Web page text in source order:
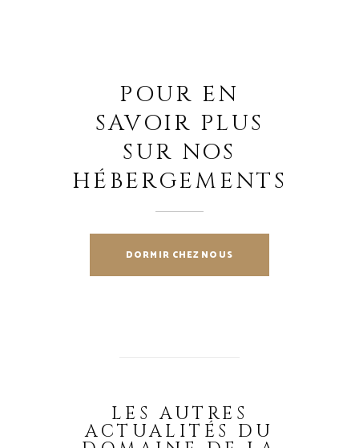
POUR EN
SAVOIR PLUS
SUR NOS
HÉBERGEMENTS
DORMIR CHEZ NOUS
LES AUTRES
ACTUALITÉS DU